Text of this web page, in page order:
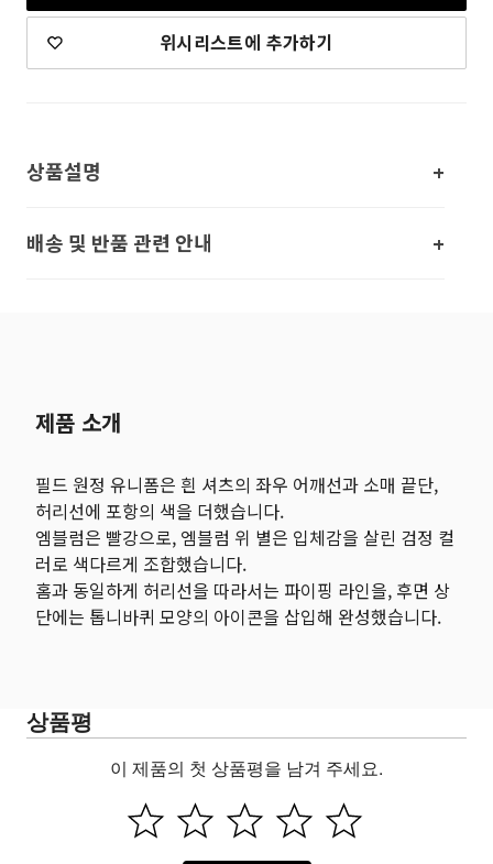
위시리스트에 추가하기
상품설명
배송 및 반품 관련 안내
제품 소개
필드 원정 유니폼은 흰 셔츠의 좌우 어깨선과 소매 끝단,
허리선에 포항의 색을 더했습니다.
엠블럼은 빨강으로, 엠블럼 위 별은 입체감을 살린 검정 컬
러로 색다르게 조합했습니다.
홈과 동일하게 허리선을 따라서는 파이핑 라인을, 후면 상
단에는 톱니바퀴 모양의 아이콘을 삽입해 완성했습니다.
상품평
이 제품의 첫 상품평을 남겨 주세요.